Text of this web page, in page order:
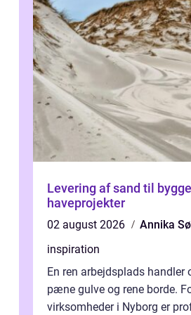
Levering af sand til
haveprojekter
02 august 2026
Annika
inspiration
En ren arbejdsplads handler
pæne gulve og rene borde.
virksomheder i Nyborg er